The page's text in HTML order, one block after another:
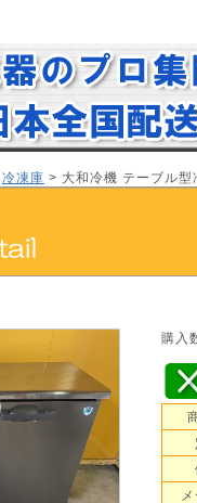
冷凍庫 > 大和冷機 テーブル
購入